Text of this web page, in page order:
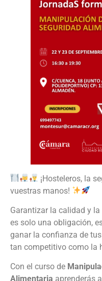
¡Hosteleros, la
vuestras manos!
Garantizar la calidad y
es solo una obligación,
ganar la confianza de
tan competitivo como la
Con el curso de
Alimentaria aprenderás